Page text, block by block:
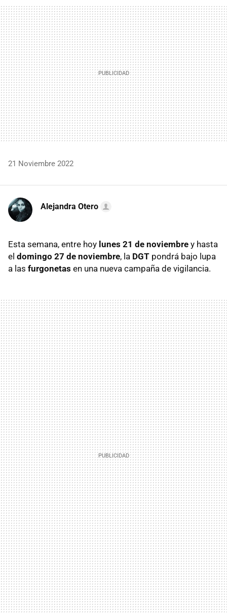
MAIL
21 Noviembre 2022
Alejandra Otero
Esta semana, entre hoy lunes 21 de noviembre y hasta
el domingo 27 de noviembre, la DGT pondrá bajo lupa
a las furgonetas en una nueva campaña de vigilancia.